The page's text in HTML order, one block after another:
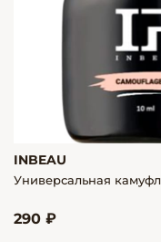
INBEAU
Универсальная
290 ₽